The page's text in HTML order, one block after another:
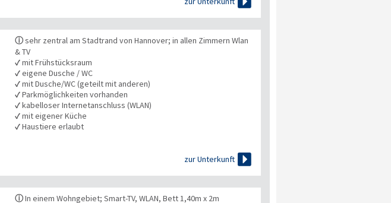
ⓘsehr zentral am Stadtrand von Hannover; in allen Zimmern Wlan
& TV
✓mit Frühstücksraum
✓eigene Dusche / WC
✓mit Dusche/WC (geteilt mit anderen)
✓Parkmöglichkeiten vorhanden
✓kabelloser Internetanschluss (WLAN)
✓mit eigener Küche
✓Haustiere erlaubt
zur Unterkunft 
ⓘIn einem Wohngebiet; Smart-TV, WLAN, Bett 1,40m x 2m